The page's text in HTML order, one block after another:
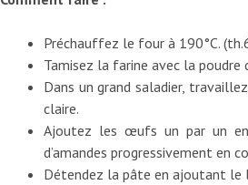
Préchauffez le four à 190°C.
Tamisez la farine avec la poudre
Dans un grand saladier,
claire.
Ajoutez les œufs un par un
d’amandes progressivement en
Détendez la pâte en ajoutant le